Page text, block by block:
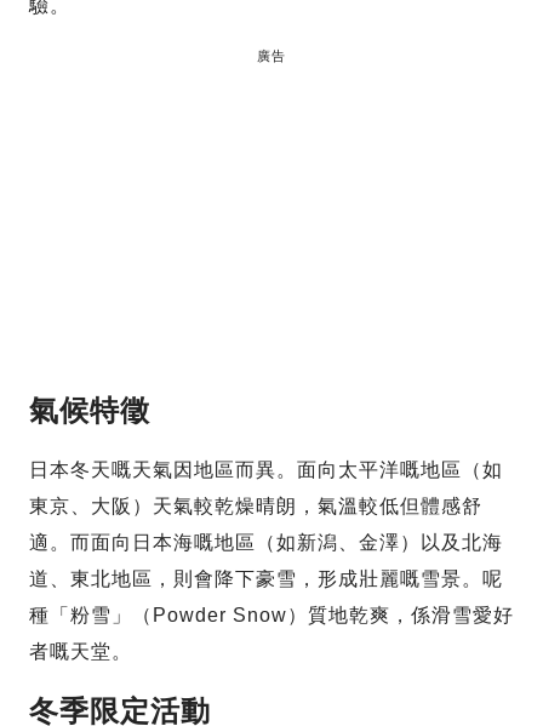
驗。
廣告
氣候特徵
日本冬天嘅天氣因地區而異。面向太平洋嘅地區（如
東京、大阪）天氣較乾燥晴朗，氣溫較低但體感舒
適。而面向日本海嘅地區（如新潟、金澤）以及北海
道、東北地區，則會降下豪雪，形成壯麗嘅雪景。呢
種「粉雪」（Powder Snow）質地乾爽，係滑雪愛好
者嘅天堂。
冬季限定活動